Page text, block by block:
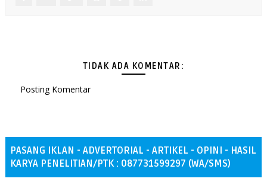
TIDAK ADA KOMENTAR:
Posting Komentar
PASANG IKLAN - ADVERTORIAL - ARTIKEL - OPINI - HASIL
KARYA PENELITIAN/PTK : 087731599297 (WA/SMS)